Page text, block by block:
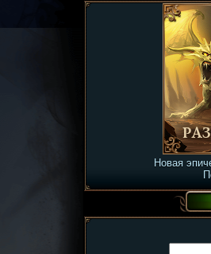
Новая